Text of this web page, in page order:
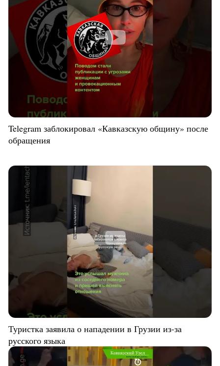
Telegram заблокировал «Кавказскую общину» после
обращения
Туристка заявила о нападении в Грузии из-за
русского языка